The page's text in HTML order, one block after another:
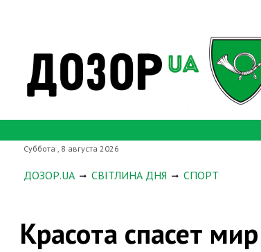
Суббота , 8 августа 2026
ДОЗОР.UA СВІТЛИНА ДНЯ СПОРТ
Красота спасет мир